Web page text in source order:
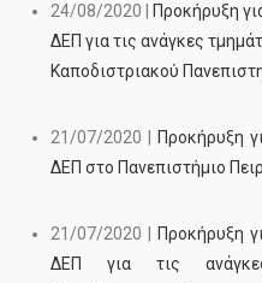
24/08/2020 | Προκήρυξη
ΔΕΠ για τις ανάγκες
Καποδιστριακού
21/07/2020 |
Προκήρυξη
ΔΕΠ στο Πανεπιστήμιο
21/07/2020 |
Προκήρυξη
ΔΕΠ για τις